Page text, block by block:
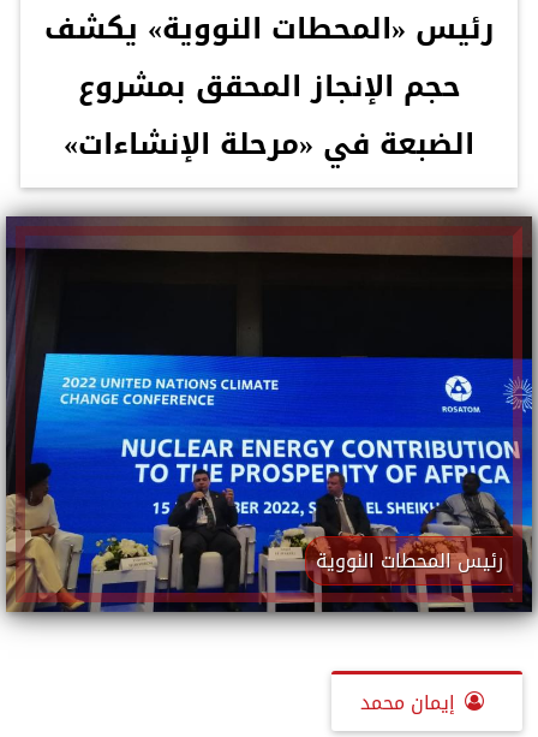
رئيس «المحطات النووية» يكشف
حجم الإنجاز المحقق بمشروع
الضبعة في «مرحلة الإنشاءات»
رئيس المحطات النووية
إيمان محمد